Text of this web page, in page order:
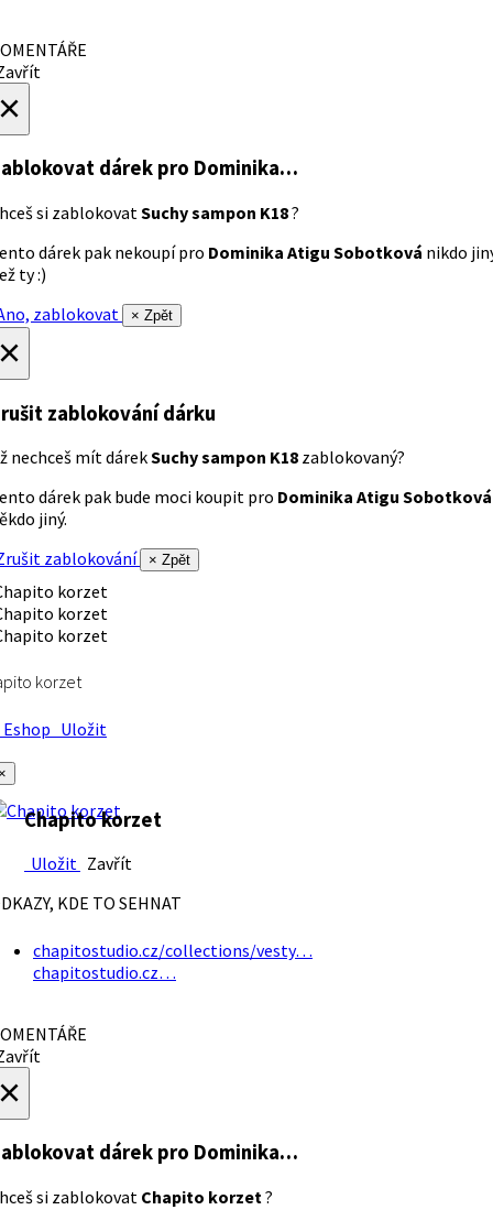
dárek pro Dominika…
si zablokovatSuchy sampon K18?
dárek pak nekoupí pro Dominika Atigu Sobotková nikdo
ty :)
zablokovat
× Zpět
zablokování dárku
nechceš mít dárekSuchy sampon K18 zablokovaný?
dárek pak bude moci koupit pro Dominika Atigu Sobotková
jiný.
zablokování
× Zpět
korzet
Uložit
Chapito korzet
Uložit Zavřít
KDE TO SEHNAT
chapitostudio.cz/collections/vesty…
chapitostudio.cz…
dárek pro Dominika…
si zablokovat Chapito korzet?